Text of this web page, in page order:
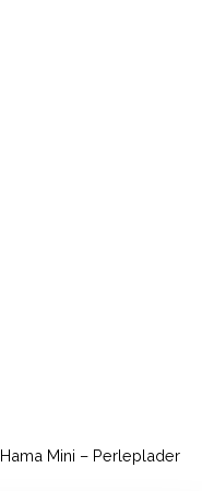
Hama Mini – Perleplader